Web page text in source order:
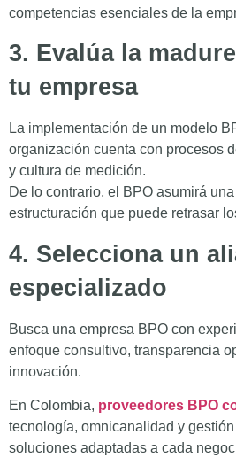
competencias esenciales de la
3. Evalúa la
tu empresa
La implementación de un modelo
organización cuenta con procesos
y cultura de medición.
De lo contrario, el BPO asumirá
estructuración que puede retrasar
4. Selecciona un
especializado
Busca una empresa BPO con
enfoque consultivo, transparencia
innovación.
En Colombia, proveedores BPO
tecnología, omnicanalidad y
soluciones adaptadas a cada